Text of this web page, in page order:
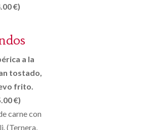
€)
a la
tostado,
frito.
€)
carne con
(Ternera,